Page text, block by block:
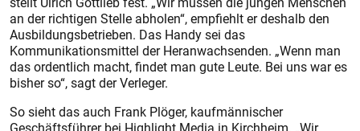
an der richtigen Stelle abholen“, empfiehlt er deshalb den
Ausbildungsbetrieben. Das Handy sei das
Kommunikationsmittel der Heranwachsenden. „Wenn man
das ordentlich macht, findet man gute Leute. Bei uns war es
bisher so“, sagt der Verleger.
So sieht das auch Frank Plöger, kaufmännischer